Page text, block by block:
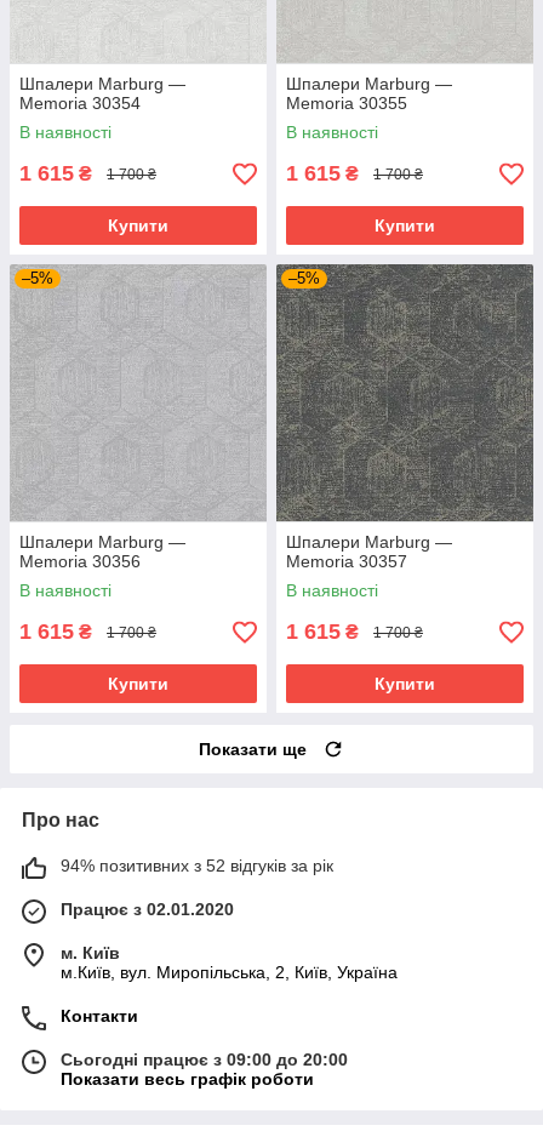
Шпалери Marburg —
Memoria 30354
В наявності
1 615 ₴ 1 700 ₴
Купити
Шпалери Marburg —
Memoria 30355
В наявності
1 615 ₴ 1 700 ₴
Купити
–5%
Шпалери Marburg —
Memoria 30356
В наявності
1 615 ₴ 1 700 ₴
Купити
–5%
Шпалери Marburg —
Memoria 30357
В наявності
1 615 ₴ 1 700 ₴
Купити
Показати ще
Про нас
94% позитивних з 52 відгуків за рік
Працює з 02.01.2020
м. Київ
м.Київ, вул. Миропільська, 2, Київ, Україна
Контакти
Сьогодні працює з 09:00 до 20:00
Показати весь графік роботи